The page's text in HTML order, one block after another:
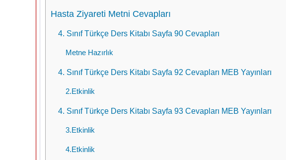
Hasta Ziyareti Metni Cevapları
4. Sınıf Türkçe Ders Kitabı Sayfa 90 Cevapları
Metne Hazırlık
4. Sınıf Türkçe Ders Kitabı Sayfa 92 Cevapları MEB Yayınları
2.Etkinlik
4. Sınıf Türkçe Ders Kitabı Sayfa 93 Cevapları MEB Yayınları
3.Etkinlik
4.Etkinlik